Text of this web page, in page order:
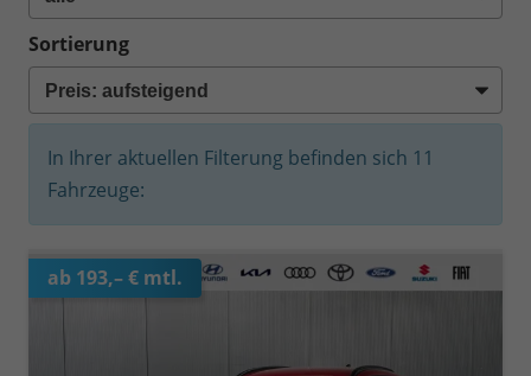
Sortierung
In Ihrer aktuellen Filterung befinden sich 11
Fahrzeuge:
ab 193,– € mtl.